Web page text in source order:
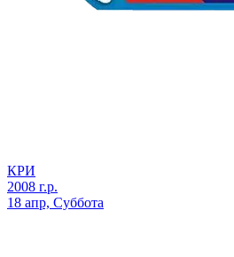
КРИ
2008 г.р.
18 апр, Суббота